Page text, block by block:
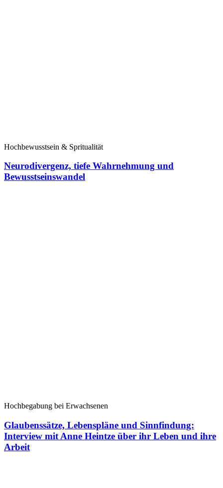
Hochbewusstsein & Spritualität
Neurodivergenz, tiefe Wahrnehmung und
Bewusstseinswandel
Hochbegabung bei Erwachsenen
Glaubenssätze, Lebenspläne und Sinnfindung:
Interview mit Anne Heintze über ihr Leben und ihre
Arbeit